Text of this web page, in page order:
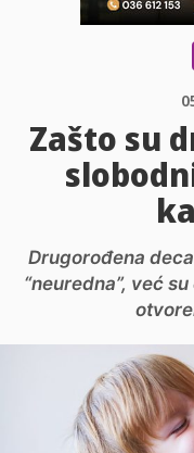
Zašto su
Drugorođena
“neuredna”, već